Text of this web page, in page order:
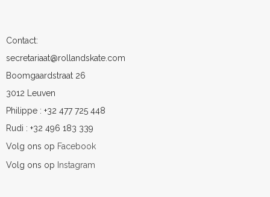
Contact:
secretariaat@rollandskate.com
Boomgaardstraat 26
3012 Leuven
Philippe : +32 477 725 448
Rudi : +32 496 183 339
Volg ons op Facebook
Volg ons op Instagram